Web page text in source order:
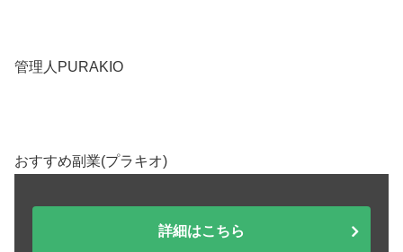
管理人PURAKIO
おすすめ副業(プラキオ)
詳細はこちら